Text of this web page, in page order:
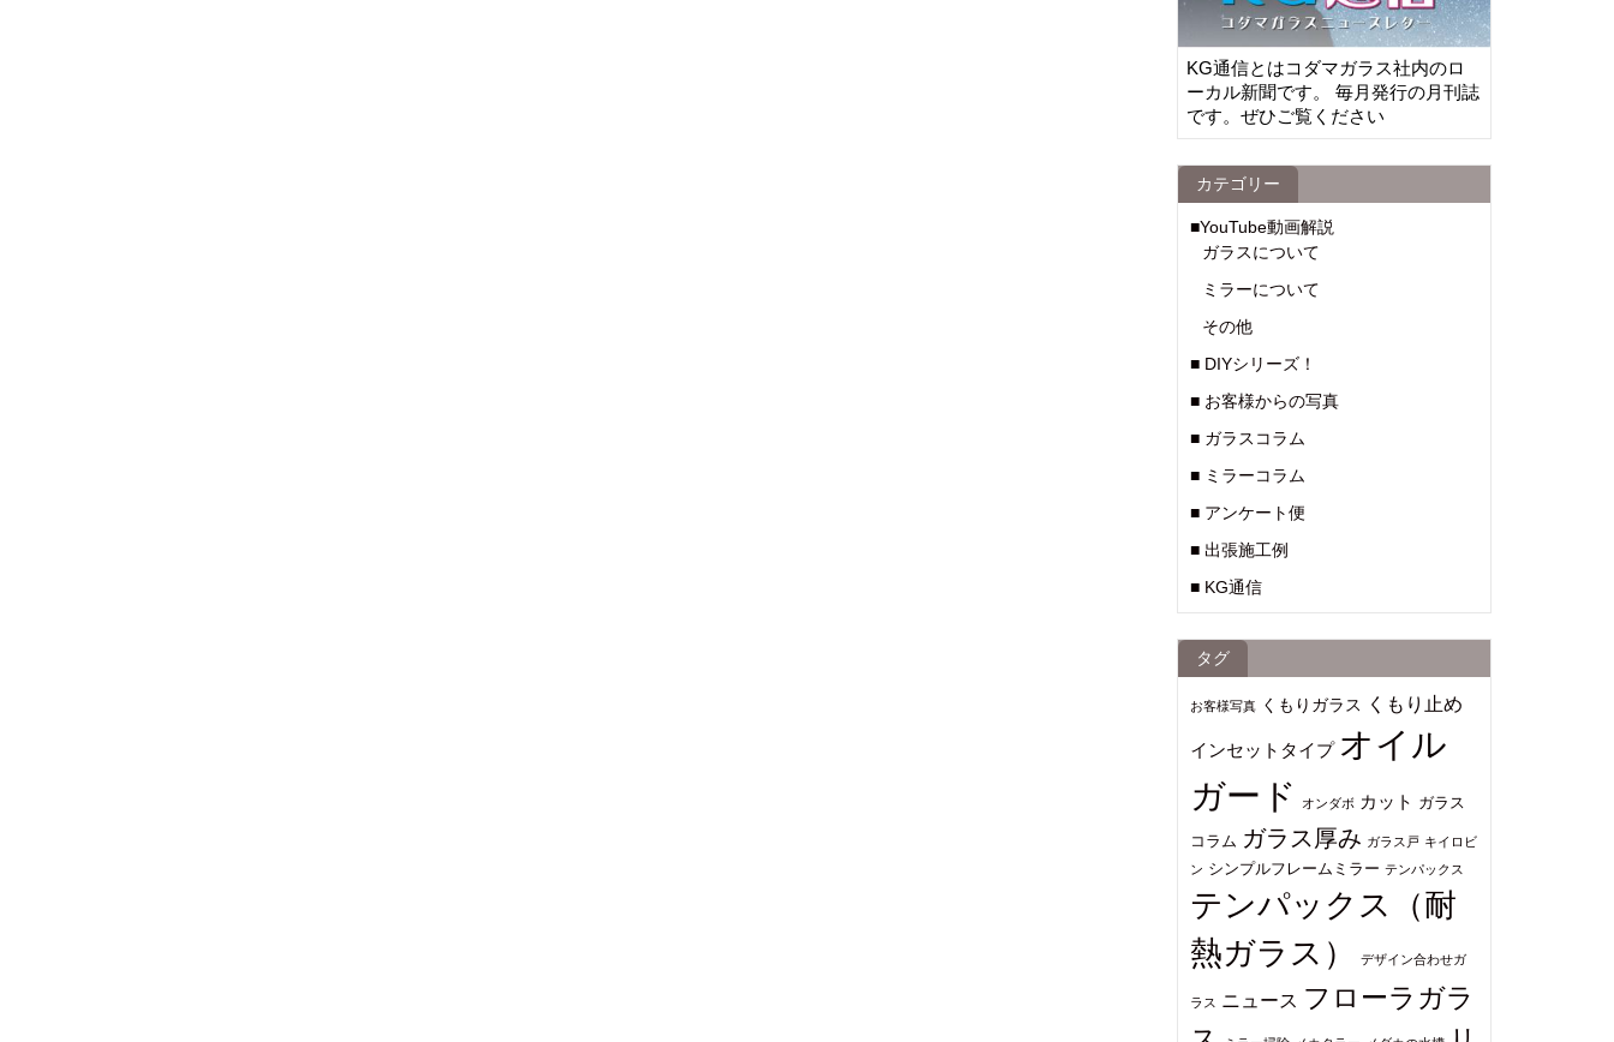
KG通信とはコダマガラス社内のロ
ーカル新聞です。 毎月発行の月刊誌
です。ぜひご覧ください
カテゴリー
■YouTube動画解説
ガラスについて
ミラーについて
その他
■ DIYシリーズ！
■ お客様からの写真
■ ガラスコラム
■ ミラーコラム
■ アンケート便
■ 出張施工例
■ KG通信
タグ
お客様写真 くもりガラス くもり止め
インセットタイプ オイル
ガード
オンダボ カット ガラス
コラム ガラス厚み ガラス戸 キイロビ
ン シンプルフレームミラー テンパックス
テンパックス（耐
熱ガラス）
デザイン合わせガ
ラス ニュース フローラガラ